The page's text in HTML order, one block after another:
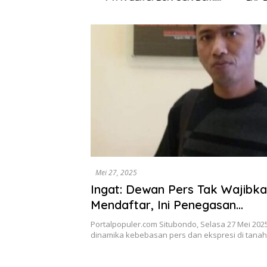
Mei 27, 2025
Ingat: Dewan Pers Tak
Mendaftar, Ini Penegasan
Konstitusionalnya
Portalpopuler.com Situbondo, Selasa 27 Mei
dinamika kebebasan pers dan ekspresi di